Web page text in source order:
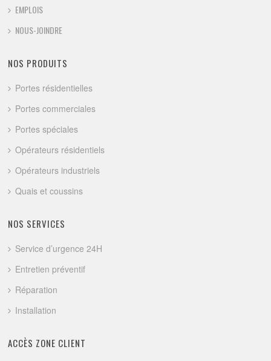
EMPLOIS
NOUS-JOINDRE
NOS PRODUITS
Portes résidentielles
Portes commerciales
Portes spéciales
Opérateurs résidentiels
Opérateurs industriels
Quais et coussins
NOS SERVICES
Service d’urgence 24H
Entretien préventif
Réparation
Installation
ACCÈS ZONE CLIENT